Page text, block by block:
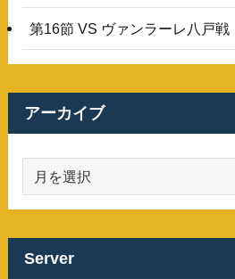
第16節 VS ヴァンラーレ八戸戦
アーカイブ
カ
イ
ブ
Server